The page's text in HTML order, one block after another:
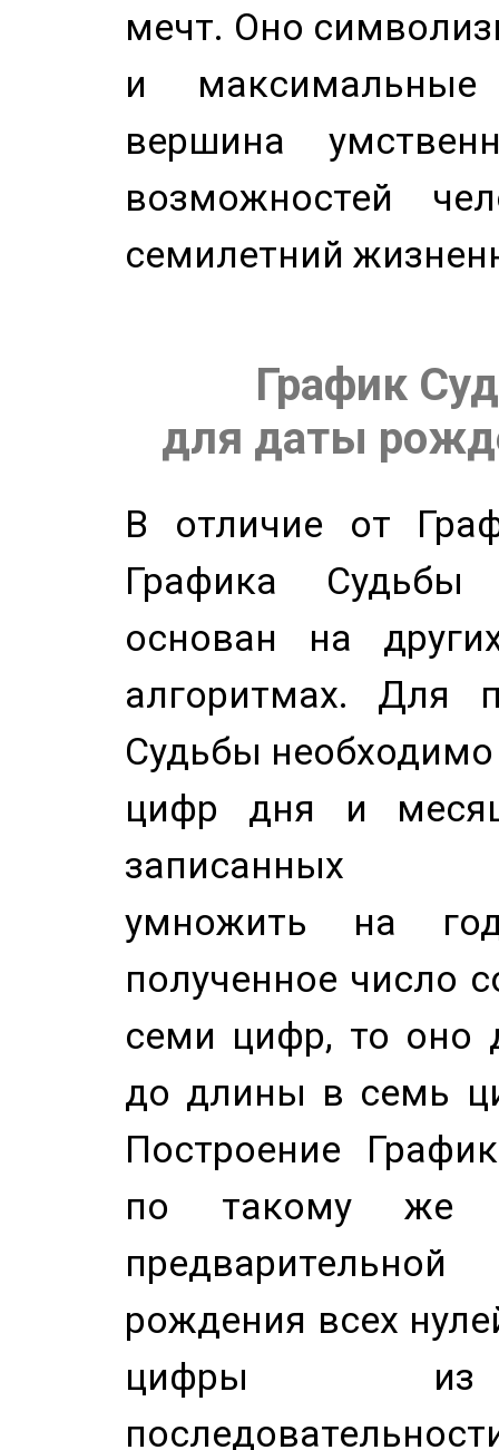
мечт. Оно
и
вершина
возможностей
семилетний
График
для даты
В отличие от
Графика
основан на
алгоритмах. Для
Судьбы
цифр дня и
записанных
умножить на
полученное число
семи цифр, то оно
до длины в семь
Построение
по такому же
рождения всех
цифры из